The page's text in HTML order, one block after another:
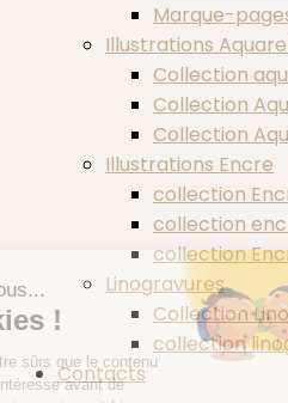
Marque-
Illustrations
Collection
Collection
Collection
Illustrations Encre
collection
collection
collection
Linogravures
Collection
collection
Contacts